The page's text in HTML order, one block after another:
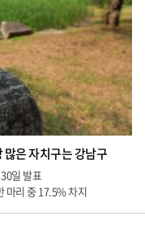
은 자치구는 강남구
일 발표
리 중 17.5% 차지